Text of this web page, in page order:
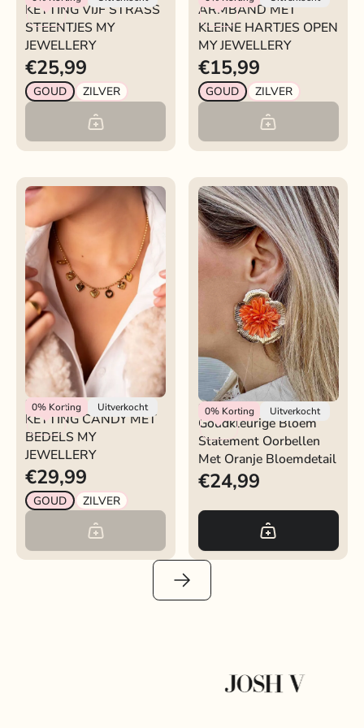
KETTING VIJF STRASS
STEENTJES MY
JEWELLERY
€25,99
GOUD ZILVER
ARMBAND MET
KLEINE HARTJES OPEN
MY JEWELLERY
€15,99
GOUD ZILVER
0% Korting Uitverkocht
My Jewellery
KETTING CANDY MET
BEDELS MY
JEWELLERY
€29,99
GOUD ZILVER
0%Korting Uitverkocht
Rokjeklokje
Goudkleurige Bloem
Statement Oorbellen
Met Oranje Bloemdetail
€24,99